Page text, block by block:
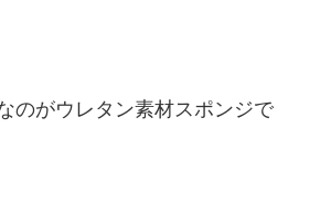
のがウレタン素材スポンジで